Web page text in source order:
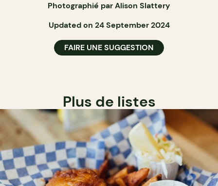
Photographié par Alison Slattery
Updated on 24 September 2024
FAIRE UNE SUGGESTION
Plus de listes